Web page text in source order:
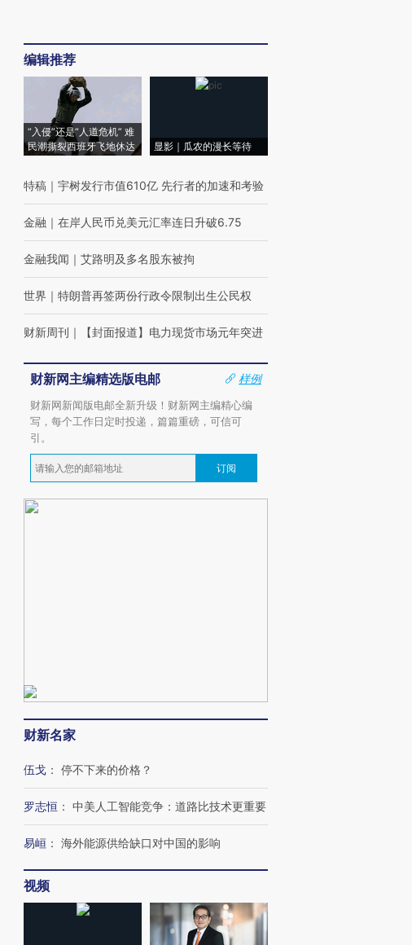
编辑推荐
“入侵”还是“人道危机” 难
民潮撕裂西班牙飞地休达
显影｜瓜农的漫长等待
特稿 ｜ 宇树发行市值610亿 先行者的加速和考验
金融 ｜ 在岸人民币兑美元汇率连日升破6.75
金融我闻 ｜ 艾路明及多名股东被拘
世界 ｜ 特朗普再签两份行政令限制出生公民权
财新周刊 ｜ 【封面报道】电力现货市场元年突进
财新网主编精选版电邮
样例
财新网新闻版电邮全新升级！财新网主编精心编
写，每个工作日定时投递，篇篇重磅，可信可
引。
订阅
财新名家
伍戈 ： 停不下来的价格？
罗志恒 ： 中美人工智能竞争：道路比技术更重要
易峘 ： 海外能源供给缺口对中国的影响
视频